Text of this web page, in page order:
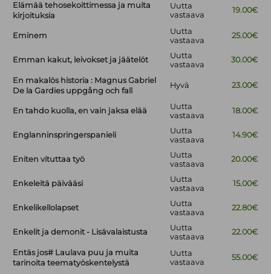
Elämää tehosekoittimessa ja muita
kirjoituksia
Uutta
vastaava
19.00€
Eminem
Uutta
vastaava
25.00€
Emman kakut, leivokset ja jäätelöt
Uutta
vastaava
30.00€
En makalös historia : Magnus Gabriel
De la Gardies uppgång och fall
Hyvä 23.00€
En tahdo kuolla, en vain jaksa elää
Uutta
vastaava
18.00€
Englanninspringerspanieli
Uutta
vastaava
14.90€
Eniten vituttaa työ
Uutta
vastaava
20.00€
Enkeleitä päivääsi
Uutta
vastaava
15.00€
Enkelikellolapset
Uutta
vastaava
22.80€
Enkelit ja demonit - Lisävalaistusta
Uutta
vastaava
22.00€
Entäs jos# Laulava puu ja muita
tarinoita teematyöskentelystä
Uutta
vastaava
55.00€